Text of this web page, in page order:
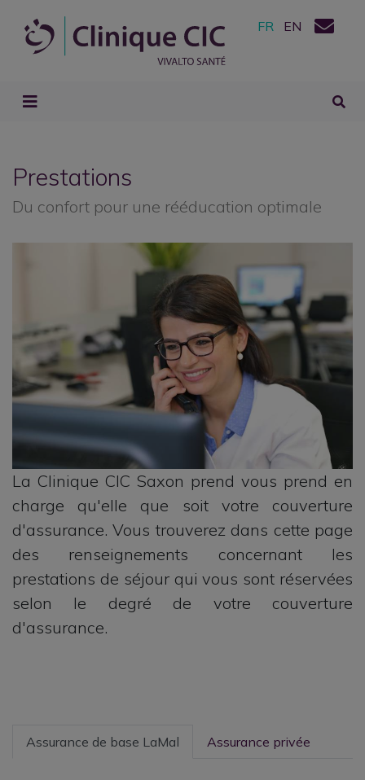
FR EN
Prestations
Du confort pour une rééducation optimale
La Clinique CIC Saxon prend vous prend en
charge qu'elle que soit votre couverture
d'assurance. Vous trouverez dans cette page
des renseignements concernant les
prestations de séjour qui vous sont réservées
selon le degré de votre couverture
d'assurance.
Assurance de base LaMal Assurance privée